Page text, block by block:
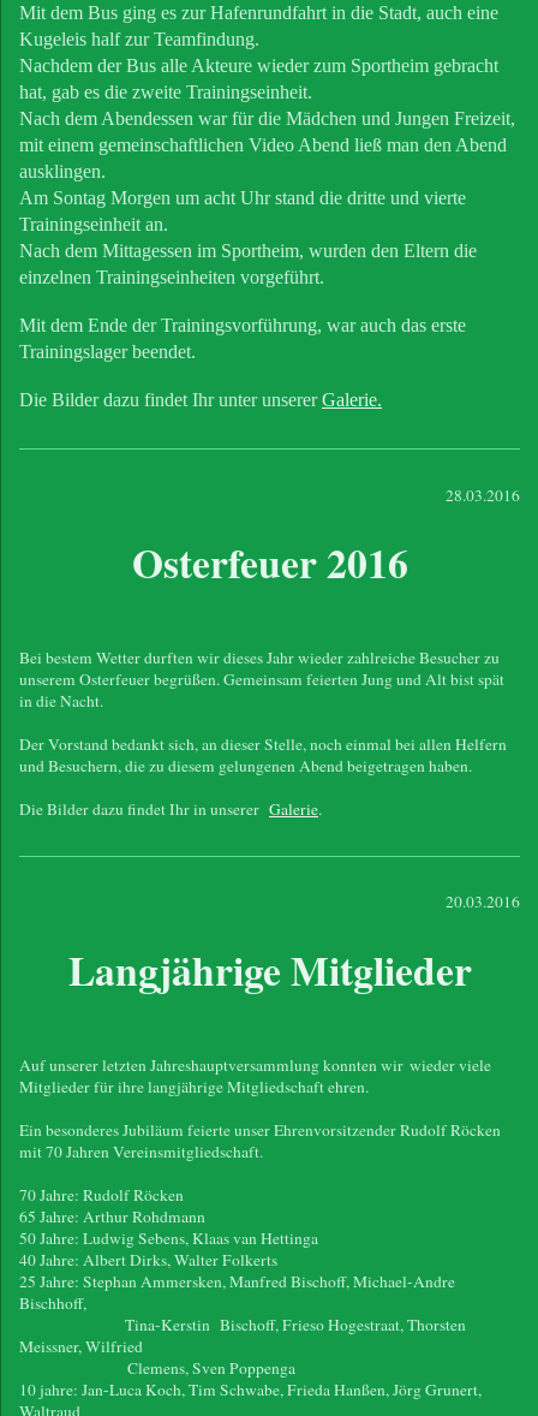
Mit dem Bus ging es zur Hafenrundfahrt in die Stadt, auch eine
Kugeleis half zur Teamfindung.
Nachdem der Bus alle Akteure wieder zum Sportheim gebracht
hat, gab es die zweite Trainingseinheit.
Nach dem Abendessen war für die Mädchen und Jungen Freizeit,
mit einem gemeinschaftlichen Video Abend ließ man den Abend
ausklingen.
Am Sontag Morgen um acht Uhr stand die dritte und vierte
Trainingseinheit an.
Nach dem Mittagessen im Sportheim, wurden den Eltern die
einzelnen Trainingseinheiten vorgeführt.
Mit dem Ende der Trainingsvorführung, war auch das erste
Trainingslager beendet.
Die Bilder dazu findet Ihr unter unsererGalerie.
28.03.2016
Osterfeuer 2016
Bei bestem Wetter durften wir dieses Jahr wieder zahlreiche Besucher zu
unserem Osterfeuer begrüßen. Gemeinsam feierten Jung und Alt bist spät
in die Nacht.
Der Vorstand bedankt sich, an dieser Stelle, noch einmal bei allen Helfern
und Besuchern, die zu diesem gelungenen Abend beigetragen haben.
Die Bilder dazu findet Ihr in unserer Galerie.
20.03.2016
Langjährige Mitglieder
Auf unserer letzten Jahreshauptversammlung konnten wir wieder viele
Mitglieder für ihre langjährige Mitgliedschaft ehren.
Ein besonderes Jubiläum feierte unser Ehrenvorsitzender Rudolf Röcken
mit 70 Jahren Vereinsmitgliedschaft.
70 Jahre: Rudolf Röcken
65 Jahre: Arthur Rohdmann
50 Jahre: Ludwig Sebens, Klaas van Hettinga
40 Jahre: Albert Dirks, Walter Folkerts
25 Jahre: Stephan Ammersken, Manfred Bischoff, Michael-Andre
Bischhoff,
Tina-Kerstin Bischoff, Frieso Hogestraat, Thorsten
Meissner, Wilfried
Clemens, Sven Poppenga
10 jahre: Jan-Luca Koch, Tim Schwabe, Frieda Hanßen, Jörg Grunert,
Waltraud